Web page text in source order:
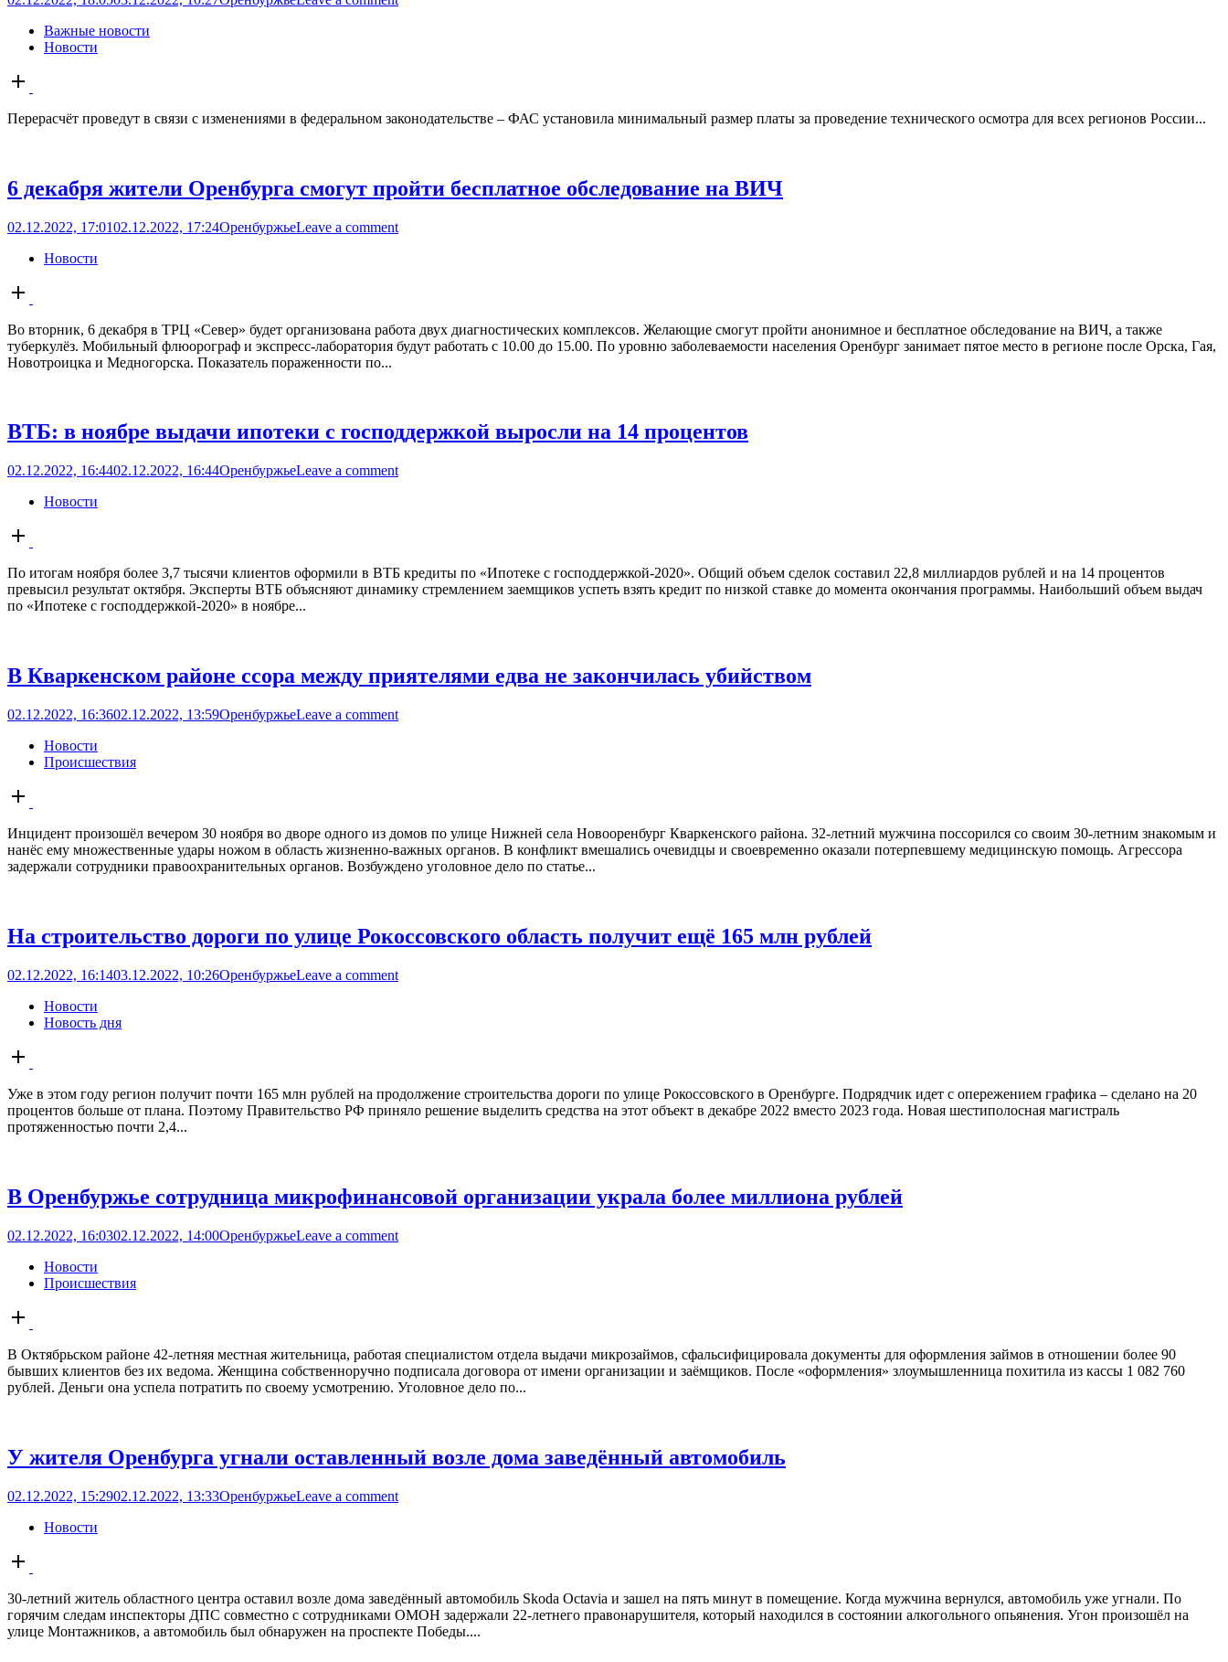
Важные новости
Новости
Open
post
Перерасчёт проведут в связи с изменениями в федеральном законодательстве – ФАС установила минимальный размер платы за проведение технического осмотра для всех регионов России...
6 декабря жители Оренбурга смогут пройти бесплатное обследование на ВИЧ
02.12.2022, 17:0102.12.2022, 17:24ОренбуржьеLeave a comment
Новости
Open
post
Во вторник, 6 декабря в ТРЦ «Север» будет организована работа двух диагностических комплексов. Желающие смогут пройти анонимное и бесплатное обследование на ВИЧ, а также
туберкулёз. Мобильный флюорограф и экспресс-лаборатория будут работать с 10.00 до 15.00. По уровню заболеваемости населения Оренбург занимает пятое место в регионе после Орска, Гая,
Новотроицка и Медногорска. Показатель пораженности по...
ВТБ: в ноябре выдачи ипотеки с господдержкой выросли на 14 процентов
02.12.2022, 16:4402.12.2022, 16:44ОренбуржьеLeave a comment
Новости
Open
post
По итогам ноября более 3,7 тысячи клиентов оформили в ВТБ кредиты по «Ипотеке с господдержкой-2020». Общий объем сделок составил 22,8 миллиардов рублей и на 14 процентов
превысил результат октября. Эксперты ВТБ объясняют динамику стремлением заемщиков успеть взять кредит по низкой ставке до момента окончания программы. Наибольший объем выдач
по «Ипотеке с господдержкой-2020» в ноябре...
В Кваркенском районе ссора между приятелями едва не закончилась убийством
02.12.2022, 16:3602.12.2022, 13:59ОренбуржьеLeave a comment
Новости
Происшествия
Open
post
Инцидент произошёл вечером 30 ноября во дворе одного из домов по улице Нижней села Новооренбург Кваркенского района. 32-летний мужчина поссорился со своим 30-летним знакомым и
нанёс ему множественные удары ножом в область жизненно-важных органов. В конфликт вмешались очевидцы и своевременно оказали потерпевшему медицинскую помощь. Агрессора
задержали сотрудники правоохранительных органов. Возбуждено уголовное дело по статье...
На строительство дороги по улице Рокоссовского область получит ещё 165 млн рублей
02.12.2022, 16:1403.12.2022, 10:26ОренбуржьеLeave a comment
Новости
Новость дня
Open
post
Уже в этом году регион получит почти 165 млн рублей на продолжение строительства дороги по улице Рокоссовского в Оренбурге. Подрядчик идет с опережением графика – сделано на 20
процентов больше от плана. Поэтому Правительство РФ приняло решение выделить средства на этот объект в декабре 2022 вместо 2023 года. Новая шестиполосная магистраль
протяженностью почти 2,4...
В Оренбуржье сотрудница микрофинансовой организации украла более миллиона рублей
02.12.2022, 16:0302.12.2022, 14:00ОренбуржьеLeave a comment
Новости
Происшествия
Open
post
В Октябрьском районе 42-летняя местная жительница, работая специалистом отдела выдачи микрозаймов, сфальсифицировала документы для оформления займов в отношении более 90
бывших клиентов без их ведома. Женщина собственноручно подписала договора от имени организации и заёмщиков. После «оформления» злоумышленница похитила из кассы 1 082 760
рублей. Деньги она успела потратить по своему усмотрению. Уголовное дело по...
У жителя Оренбурга угнали оставленный возле дома заведённый автомобиль
02.12.2022, 15:2902.12.2022, 13:33ОренбуржьеLeave a comment
Новости
Open
post
30-летний житель областного центра оставил возле дома заведённый автомобиль Skoda Octavia и зашел на пять минут в помещение. Когда мужчина вернулся, автомобиль уже угнали. По
горячим следам инспекторы ДПС совместно с сотрудниками ОМОН задержали 22-летнего правонарушителя, который находился в состоянии алкогольного опьянения. Угон произошёл на
улице Монтажников, а автомобиль был обнаружен на проспекте Победы....